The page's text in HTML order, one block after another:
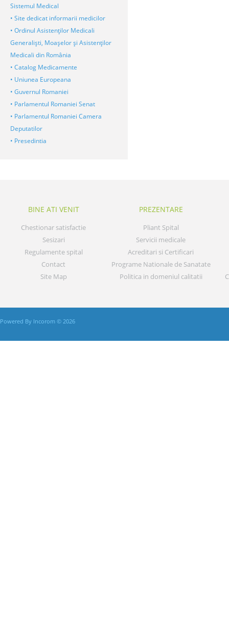
Sistemul Medical
• Site dedicat informarii medicilor
• Ordinul Asistenţilor Medicali
Generalişti, Moaşelor şi Asistenţilor
Medicali din România
• Catalog Medicamente
• Uniunea Europeana
• Guvernul Romaniei
• Parlamentul Romaniei Senat
• Parlamentul Romaniei Camera
Deputatilor
• Presedintia
BINE ATI VENIT
Chestionar satisfactie
Sesizari
Regulamente spital
Contact
Site Map
PREZENTARE
Pliant Spital
Servicii medicale
Acreditari si Certificari
Programe Nationale de Sanatate
Politica in domeniul calitatii
Powered By Incorom © 2026